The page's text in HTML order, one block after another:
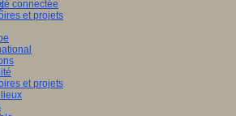
connectée
et projets
et projets